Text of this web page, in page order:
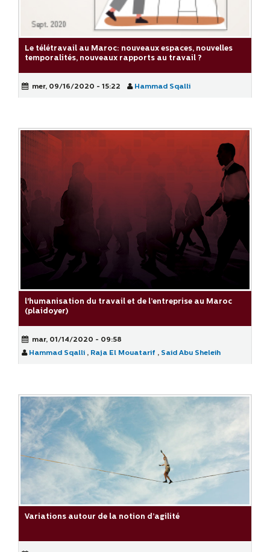
Le télétravail au Maroc: nouveaux espaces, nouvelles
temporalités, nouveaux rapports au travail ?
mer, 09/16/2020 - 15:22 Hammad Sqalli
l'humanisation du travail et de l’entreprise au Maroc
(plaidoyer)
mar, 01/14/2020 - 09:58
Hammad Sqalli , Raja El Mouatarif , Said Abu Sheleih
Variations autour de la notion d’agilité